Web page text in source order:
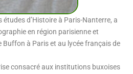
études d’Histoire à Paris-Nanterre, a
en région parisienne et
Buffon à Paris et au lycée français de
consacré aux institutions buxoises